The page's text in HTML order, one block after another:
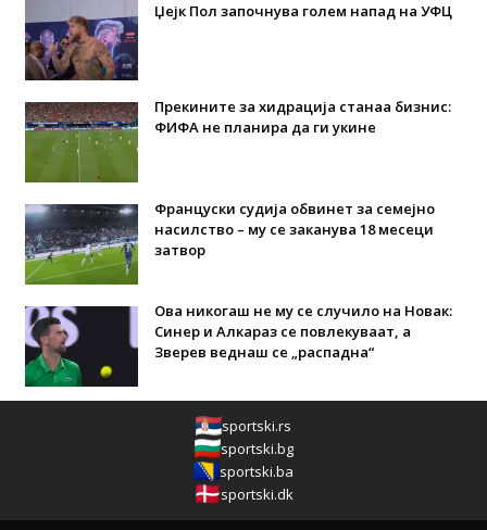
Џејк Пол започнува голем напад на УФЦ
Прекините за хидрација станаа бизнис:
ФИФА не планира да ги укине
Француски судија обвинет за семејно
насилство – му се заканува 18 месеци
затвор
Ова никогаш не му се случило на Новак:
Синер и Алкараз се повлекуваат, а
Зверев веднаш се „распадна“
sportski.rs
sportski.bg
sportski.ba
sportski.dk